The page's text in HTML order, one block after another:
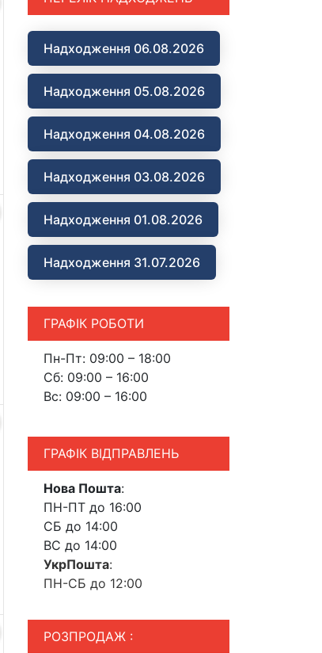
Надходження 06.08.2026
Надходження 05.08.2026
Надходження 04.08.2026
Надходження 03.08.2026
Надходження 01.08.2026
Надходження 31.07.2026
ГРАФІК РОБОТИ
Пн-Пт: 09:00 – 18:00
Сб: 09:00 – 16:00
Вс: 09:00 – 16:00
ГРАФІК ВІДПРАВЛЕНЬ
Нова Пошта:
ПН-ПТ до 16:00
СБ до 14:00
ВС до 14:00
УкрПошта:
ПН-СБ до 12:00
РОЗПРОДАЖ :